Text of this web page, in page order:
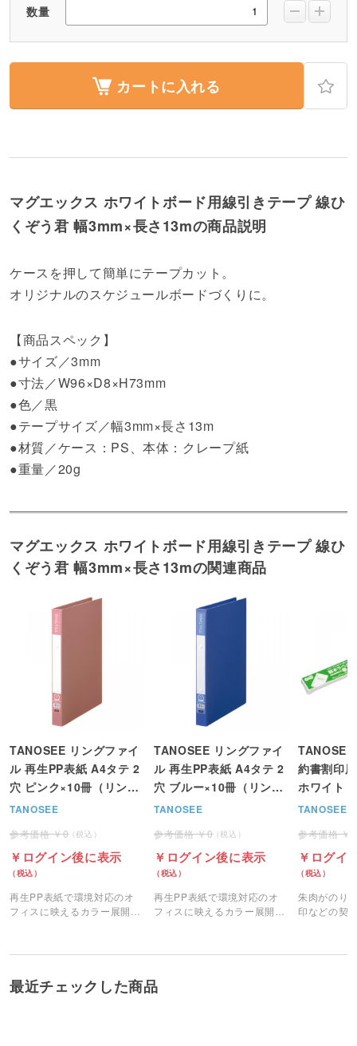
数量
カートに入れる
マグエックス ホワイトボード用線引きテープ 線ひ
くぞう君 幅3mm×長さ13mの商品説明
ケースを押して簡単にテープカット。
オリジナルのスケジュールボードづくりに。
【商品スペック】
●サイズ／3mm
●寸法／W96×D8×H73mm
●色／黒
●テープサイズ／幅3mm×長さ13m
●材質／ケース：PS、本体：クレープ紙
●重量／20g
マグエックス ホワイトボード用線引きテープ 線ひ
くぞう君 幅3mm×長さ13mの関連商品
TANOSEE リングファイ
ル 再生PP表紙 A4タテ 2
穴 ピンク×10冊（リング
内径25mm 背幅30mm）
TANOSEE
0
ログイン後に表示
再生PP表紙で環境対応のオ
フィスに映えるカラー展開の
TANOSEE リングファイ
ル 再生PP表紙 A4タテ 2
穴 ブルー×10冊（リング
内径25mm 背幅30mm）
TANOSEE
0
ログイン後に表示
再生PP表紙で環境対応のオ
フィスに映えるカラー展開の
約書割印
ホワイト
TANOSEE
ログイ
朱肉がのり
印などの契
最近チェックした商品